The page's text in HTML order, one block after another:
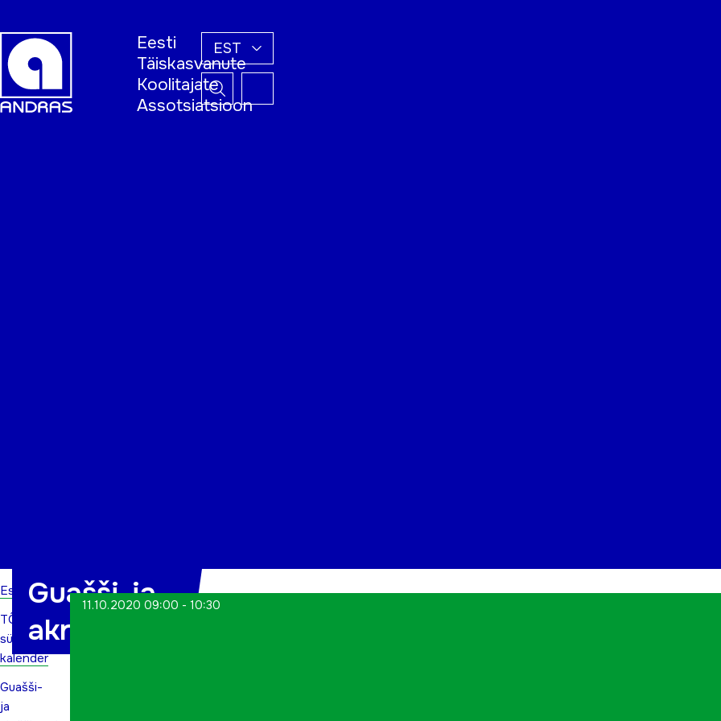
Eesti
Täiskasvanute
Koolitajate
Assotsiatsioon
EST
Esileht
TÕN
sündmuste
kalender
Guašši-
ja
Guašši-ja
akrüülmaal
11.10.2020 09:00 - 10:30